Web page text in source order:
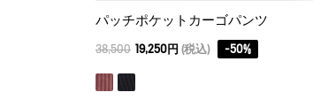
パッチポケットカーゴパンツ
38,500 19,250円 (税込) -50%